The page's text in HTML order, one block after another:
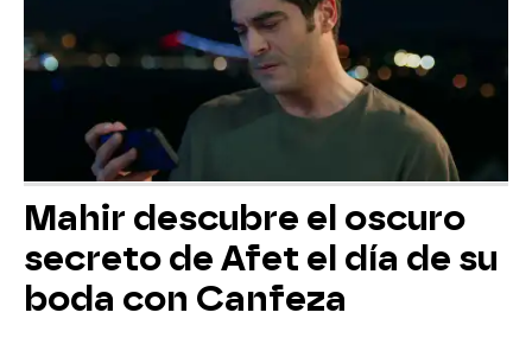
Mahir descubre el oscuro
secreto de Afet el día de su
boda con Canfeza